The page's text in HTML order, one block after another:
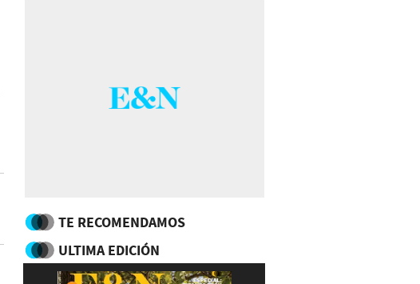
TE RECOMENDAMOS
ULTIMA EDICIÓN